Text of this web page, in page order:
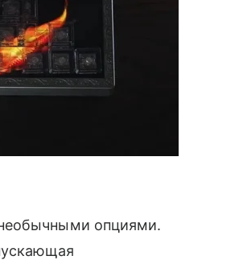
опциями.